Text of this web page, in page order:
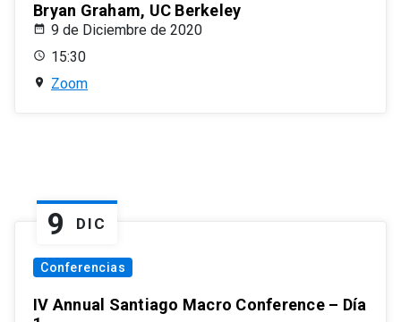
Bryan Graham, UC Berkeley
9 de Diciembre de 2020
15:30
Zoom
9 DIC
Conferencias
IV Annual Santiago Macro Conference – Día